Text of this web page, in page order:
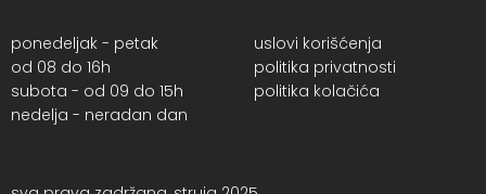
ponedeljak - petak
od 08 do 16h
subota - od 09 do 15h
nedelja - neradan dan
uslovi korišćenja
politika privatnosti
politika kolačića